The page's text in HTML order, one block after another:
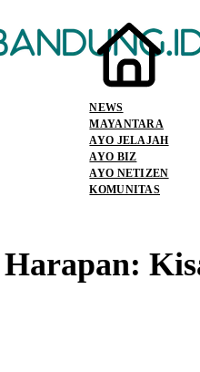
NEWS
MAYANTARA
AYO JELAJAH
AYO BIZ
AYO NETIZEN
KOMUNITAS